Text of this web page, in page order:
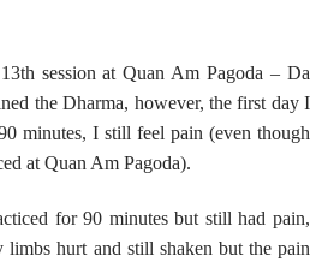
session at Quan Am Pagoda – Da
the Dharma, however, the first day I
minutes, I still feel pain (even though
at Quan Am Pagoda).
for 90 minutes but still had pain,
hurt and still shaken but the pain